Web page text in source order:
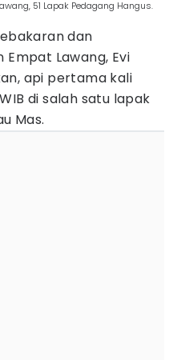
51 Lapak Pedagang Hangus.
dan
Lawang, Evi
api pertama kali
di salah satu lapak
Mas.